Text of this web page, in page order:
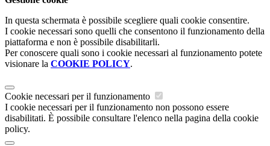
In questa schermata è possibile scegliere quali cookie consentire.
I cookie necessari sono quelli che consentono il funzionamento della
piattaforma e non è possibile disabilitarli.
Per conoscere quali sono i cookie necessari al funzionamento potete
visionare la COOKIE POLICY.
Cookie necessari per il funzionamento
I cookie necessari per il funzionamento non possono essere
disabilitati. È possibile consultare l'elenco nella pagina della cookie
policy.